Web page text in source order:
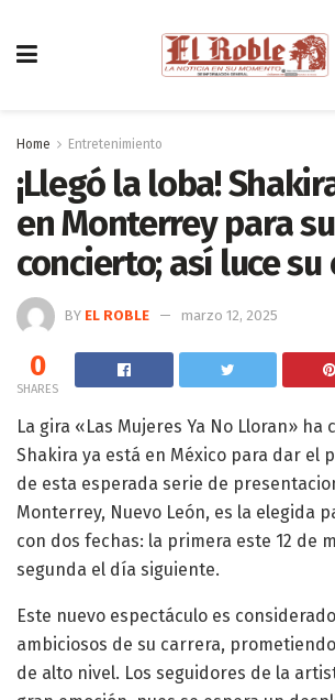
Home Entretenimiento
¡Llegó la loba!
en Monterrey para su
concierto; así luce su
BY EL ROBLE marzo 12, 2025
0
SHARES
La gira «Las Mujeres Ya No Lloran» ha
Shakira ya está en México para dar el
de esta esperada serie de
Monterrey, Nuevo León, es la elegida
con dos fechas: la primera este 12 de
segunda el día siguiente.
Este nuevo espectáculo es
ambiciosos de su carrera,
de alto nivel. Los seguidores de la